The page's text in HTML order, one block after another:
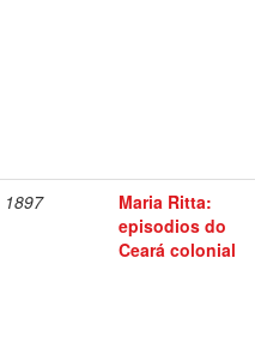
1897
Maria Ritta:
episodios do
Ceará colonial